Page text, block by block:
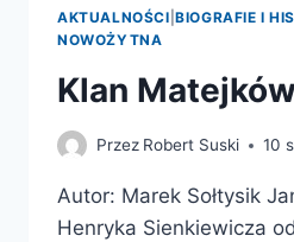
AKTUALNOŚCI |BIOGRAFIE I
NOWOŻYTNA
Klan Matejków
Przez Robert Suski 10
Autor: Marek Sołtysik
Henryka Sienkiewicza